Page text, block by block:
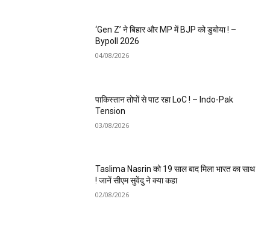
‘Gen Z’ ने बिहार और MP में BJP को डुबोया ! –
Bypoll 2026
04/08/2026
पाकिस्तान तोपों से पाट रहा LoC ! – Indo-Pak
Tension
03/08/2026
Taslima Nasrin को 19 साल बाद मिला भारत का साथ
! जानें सीएम सुवेंदु ने क्या कहा
02/08/2026